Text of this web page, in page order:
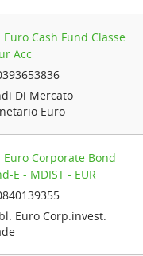
Euro Cash Fund Classe
Acc
Di Mercato
Euro
Euro Corporate Bond
E - MDIST - EUR
Euro Corp.invest.